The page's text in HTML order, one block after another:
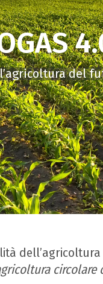
del
circolare